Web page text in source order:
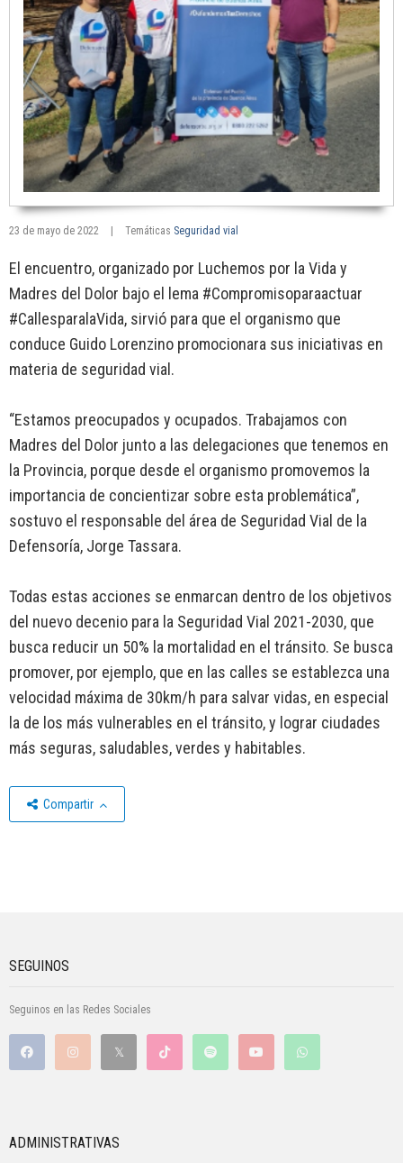
23 de mayo de 2022 Temáticas Seguridad vial
El encuentro, organizado por Luchemos por la Vida y
Madres del Dolor bajo el lema #Compromisoparaactuar
#CallesparalaVida, sirvió para que el organismo que
conduce Guido Lorenzino promocionara sus iniciativas en
materia de seguridad vial.
“Estamos preocupados y ocupados. Trabajamos con
Madres del Dolor junto a las delegaciones que tenemos en
la Provincia, porque desde el organismo promovemos la
importancia de concientizar sobre esta problemática”,
sostuvo el responsable del área de Seguridad Vial de la
Defensoría, Jorge Tassara.
Todas estas acciones se enmarcan dentro de los objetivos
del nuevo decenio para la Seguridad Vial 2021-2030, que
busca reducir un 50% la mortalidad en el tránsito. Se busca
promover, por ejemplo, que en las calles se establezca una
velocidad máxima de 30km/h para salvar vidas, en especial
la de los más vulnerables en el tránsito, y lograr ciudades
más seguras, saludables, verdes y habitables.
Compartir
SEGUINOS
Seguinos en las Redes Sociales
ADMINISTRATIVAS